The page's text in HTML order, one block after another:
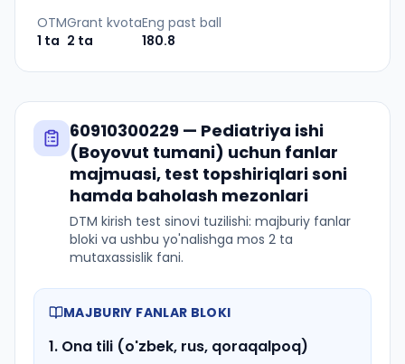
OTM
1 ta
Grant kvota
2 ta
Eng past ball
180.8
60910300229 — Pediatriya ishi
(Boyovut tumani) uchun fanlar
majmuasi, test topshiriqlari soni
hamda baholash mezonlari
DTM kirish test sinovi tuzilishi: majburiy fanlar
bloki va ushbu yo'nalishga mos 2 ta
mutaxassislik fani.
MAJBURIY FANLAR BLOKI
1. Ona tili (o'zbek, rus, qoraqalpoq)